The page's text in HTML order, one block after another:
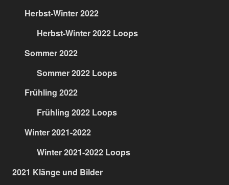
Herbst-Winter 2022
Herbst-Winter 2022 Loops
Sommer 2022
Sommer 2022 Loops
Frühling 2022
Frühling 2022 Loops
Winter 2021-2022
Winter 2021-2022 Loops
2021 Klänge und Bilder